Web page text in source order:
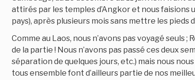
attirés par les temples d’Angkor et nous faisions
pays), après plusieurs mois sans mettre les pieds
Comme au Laos, nous n’avons pas voyagé seuls
de la partie ! Nous n’avons pas passé ces deux
séparation de quelques jours, etc.) mais nous
tous ensemble font d’ailleurs partie de nos